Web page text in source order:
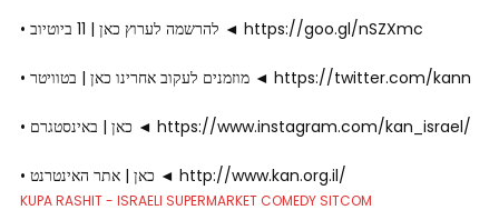
• להרשמה לערוץ כאן | 11 ביוטיוב ◄ https://goo.gl/nSZXmc
• מוזמנים לעקוב אחרינו כאן | בטוויטר ◄ https://twitter.com/kann
• כאן | באינסטגרם ◄ https://www.instagram.com/kan_israel/
• כאן | אתר האינטרנט ◄ http://www.kan.org.il/
KUPA RASHIT - ISRAELI SUPERMARKET COMEDY SITCOM